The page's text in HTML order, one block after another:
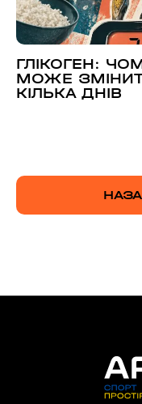
ГЛІКОГЕН:
МОЖЕ
КІЛЬКА ДНІВ